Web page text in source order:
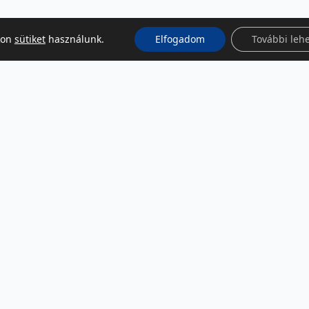
sütikethasználunk. Elfogadom További